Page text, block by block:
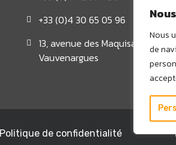
Nous
de
+33 (0)4 30 65 05 96
13, avenue des Maquisards - 13126
Vauvenargues
Politique de confidentialité